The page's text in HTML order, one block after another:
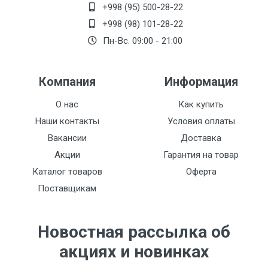
+998 (95) 500-28-22
+998 (98) 101-28-22
Пн-Вс. 09:00 - 21:00
Компания
О нас
Наши контакты
Вакансии
Акции
Каталог товаров
Поставщикам
Информация
Как купить
Условия оплаты
Доставка
Гарантия на товар
Оферта
Новостная рассылка об
акциях и новинках